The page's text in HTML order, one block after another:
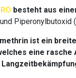
besteht aus
Piperonylbutoxid
ist ein
eine